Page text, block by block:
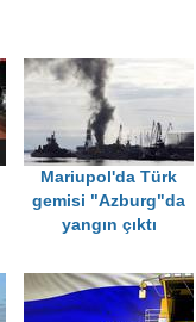
Mariupol'da Türk
gemisi "Azburg"da
yangın çıktı